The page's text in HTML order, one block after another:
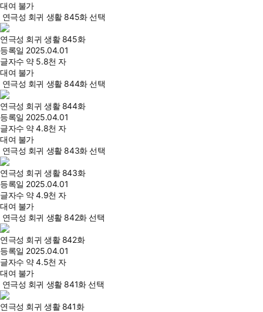
대여 불가
연극성 회귀 생활 845화 선택
연극성 회귀 생활 845화
등록일 2025.04.01
글자수 약 5.8천 자
대여 불가
연극성 회귀 생활 844화 선택
연극성 회귀 생활 844화
등록일 2025.04.01
글자수 약 4.8천 자
대여 불가
연극성 회귀 생활 843화 선택
연극성 회귀 생활 843화
등록일 2025.04.01
글자수 약 4.9천 자
대여 불가
연극성 회귀 생활 842화 선택
연극성 회귀 생활 842화
등록일 2025.04.01
글자수 약 4.5천 자
대여 불가
연극성 회귀 생활 841화 선택
연극성 회귀 생활 841화